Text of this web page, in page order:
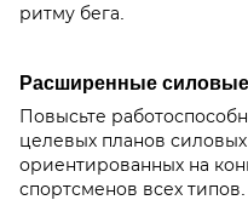
ритму бега.
Расширенные
Повысьте
целевых планов
ориентированных на
спортсменов всех типов.